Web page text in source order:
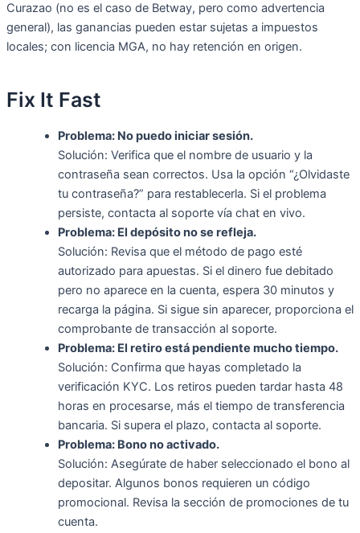
Curazao (no es el caso de Betway, pero como advertencia
general), las ganancias pueden estar sujetas a impuestos
locales; con licencia MGA, no hay retención en origen.
Fix It Fast
Problema: No puedo iniciar sesión.
Solución: Verifica que el nombre de usuario y la
contraseña sean correctos. Usa la opción “¿Olvidaste
tu contraseña?” para restablecerla. Si el problema
persiste, contacta al soporte vía chat en vivo.
Problema: El depósito no se refleja.
Solución: Revisa que el método de pago esté
autorizado para apuestas. Si el dinero fue debitado
pero no aparece en la cuenta, espera 30 minutos y
recarga la página. Si sigue sin aparecer, proporciona el
comprobante de transacción al soporte.
Problema: El retiro está pendiente mucho tiempo.
Solución: Confirma que hayas completado la
verificación KYC. Los retiros pueden tardar hasta 48
horas en procesarse, más el tiempo de transferencia
bancaria. Si supera el plazo, contacta al soporte.
Problema: Bono no activado.
Solución: Asegúrate de haber seleccionado el bono al
depositar. Algunos bonos requieren un código
promocional. Revisa la sección de promociones de tu
cuenta.